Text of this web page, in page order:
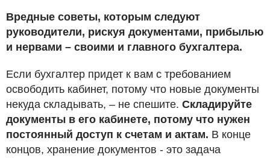
Вредные советы, которым следуют
руководители, рискуя документами, прибылью
и нервами – своими и главного бухгалтера.
Если бухгалтер придет к вам с требованием
освободить кабинет, потому что новые документы
некуда складывать, – не спешите. Складируйте
документы в его кабинете, потому что нужен
постоянный доступ к счетам и актам. В конце
концов, хранение документов - это задача